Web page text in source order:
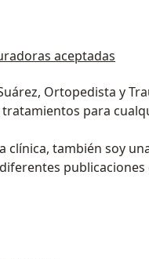
aceptadas
Ortopedista y
para
clínica, también soy
en educación del
y el tratamiento
te recuperes lo más